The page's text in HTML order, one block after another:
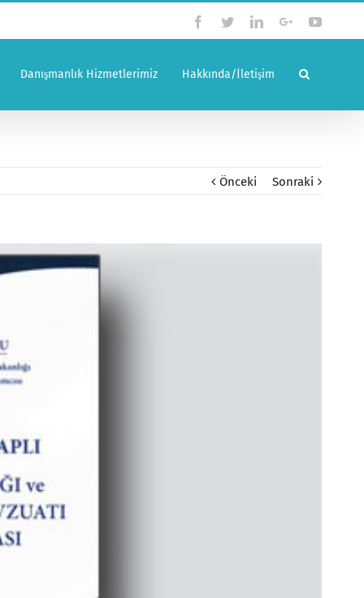
Facebook
TwitterLinkedinGoogle+
Danışmanlık Hizmetlerimiz Hakkında/İletişim
Önceki Sonraki